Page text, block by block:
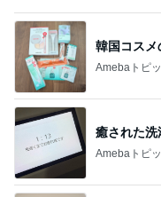
韓国コスメ
Amebaトピ
癒された洗
Amebaトピ